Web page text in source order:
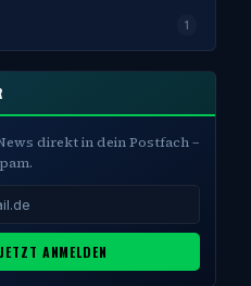
1
direkt in dein Postfach –
JETZT ANMELDEN